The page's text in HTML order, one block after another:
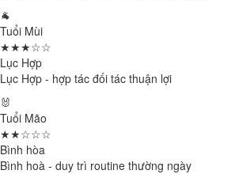
🐐
Tuổi Mùi
★★★☆☆
Lục Hợp
Lục Hợp - hợp tác đối tác thuận lợi
🐰
Tuổi Mão
★★☆☆☆
Bình hòa
Bình hoà - duy trì routine thường ngày